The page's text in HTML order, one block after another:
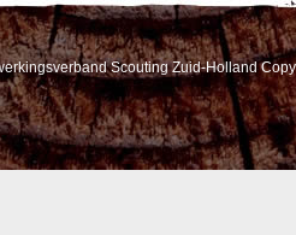
Scouting Zuid-Holland